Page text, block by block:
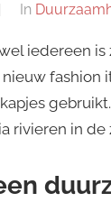
In
iedereen
rivieren in de